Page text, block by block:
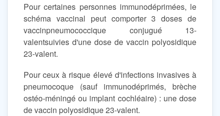
Pour certaines personnes immunodéprimées, le
schéma vaccinal peut comporter 3 doses de
vaccinpneumococcique conjugué 13-
valentsuivies d'une dose de vaccin polyosidique
23-valent.
Pour ceux à risque élevé d'infections invasives à
pneumocoque (sauf immunodéprimés, brèche
ostéo-méningé ou implant cochléaire) : une dose
de vaccin polyosidique 23-valent.